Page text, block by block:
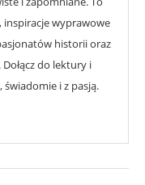
inspiracje wyprawowe
historii oraz
do lektury i
i z pasją.